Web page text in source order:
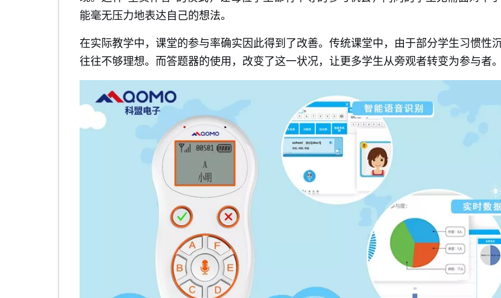
能毫无压力地表达自己的想法。
在实际教学中，课堂的参与率确实因此得到了改善。传统课堂中，由于部分学生习惯性
往往不够理想。而答题器的使用，改变了这一状况，让更多学生从旁观者转变为参与者。